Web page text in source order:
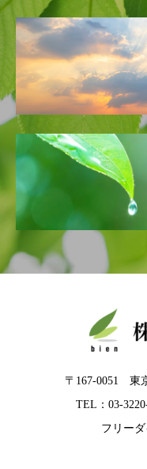
〒167-0051 東
TEL：03-
フリー